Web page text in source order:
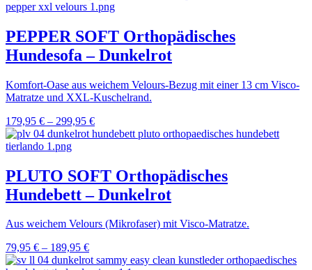
PEPPER SOFT Orthopädisches
Hundesofa – Dunkelrot
Komfort-Oase aus weichem Velours-Bezug mit einer 13 cm Visco-
Matratze und XXL-Kuschelrand.
179,95 € – 299,95 €
PLUTO SOFT Orthopädisches
Hundebett – Dunkelrot
Aus weichem Velours (Mikrofaser) mit Visco-Matratze.
79,95 € – 189,95 €